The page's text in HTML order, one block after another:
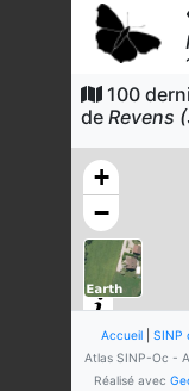
100
de Revens
+
−
Accueil| SINP
Atlas SINP-Oc -
Réalisé avec